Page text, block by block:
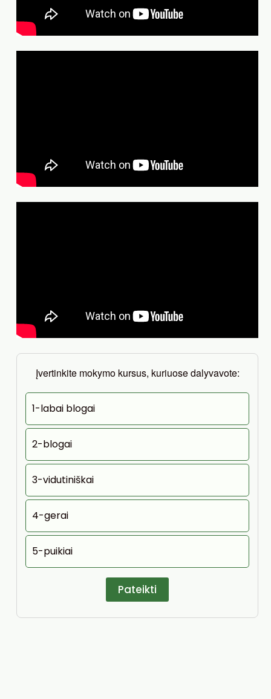
Įvertinkite mokymo kursus, kuriuose dalyvavote:
1-labai blogai
2-blogai
3-vidutiniškai
4-gerai
5-puikiai